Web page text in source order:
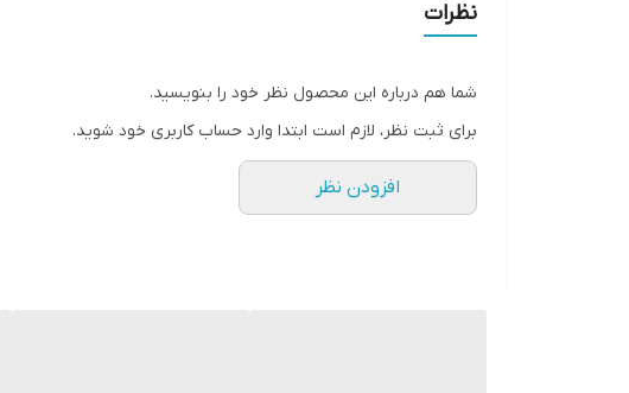
نظرات
شما هم درباره این محصول نظر خود را بنویسید.
برای ثبت نظر، لازم است ابتدا وارد حساب کاربری خود شوید.
افزودن نظر